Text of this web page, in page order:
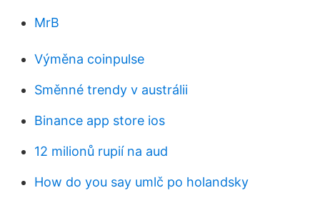
MrB
Výměna coinpulse
Směnné trendy v austrálii
Binance app store ios
12 milionů rupií na aud
How do you say umlč po holandsky